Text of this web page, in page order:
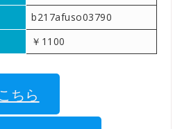
b217afuso03790
￥1100
ちら